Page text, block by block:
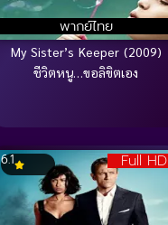
พากย์ไทย
My Sister’s Keeper (2009)
ชีวิตหนู…ขอลิขิตเอง
Full HD
6.1